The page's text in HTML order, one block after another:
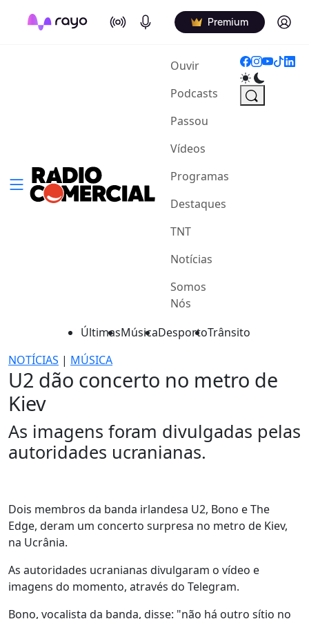
On Air Podcasts Premium Log in
Ouvir(current)
Podcasts
Passou
Vídeos
Programas
Destaques
TNT
Notícias
Somos
Nós
ÚltimasMúsicaDesportoTrânsito
NOTÍCIAS | MÚSICA
U2 dão concerto no metro de
Kiev
As imagens foram divulgadas pelas
autoridades ucranianas.
Dois membros da banda irlandesa U2, Bono e The
Edge, deram um concerto surpresa no metro de Kiev,
na Ucrânia.
As autoridades ucranianas divulgaram o vídeo e
imagens do momento, através do Telegram.
Bono, vocalista da banda, disse: "não há outro sítio no